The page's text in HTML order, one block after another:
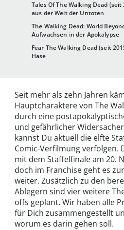
Tales Of The Walking Dead
aus der Welt der Untoten
The Walking Dead: World
Aufwachsen in der Apokalypse
Fear The Walking Dead (seit
Hase
Seit mehr als zehn Jahren
Hauptcharaktere von The
durch eine
und gefährlicher
kannst Du aktuell die elfte
Comic-Verfilmung verfolgen.
mit dem Staffelfinale am 20.
doch im Franchise geht es
weiter. Zusätzlich zu den
Ablegern sind vier weitere
offs geplant. Wir haben alle
für Dich zusammengestellt
worum es darin gehen soll.